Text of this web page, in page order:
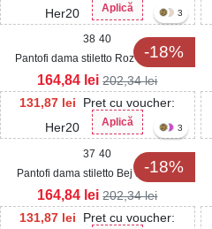
Her20
Aplică
-18%
3
38 40
Pantofi dama stiletto Roz din Piele
Ecologica Intoarsa Nalea
131,87 lei
Pret cu voucher:
Her20
Aplică
164,84 lei 202,34lei
-18%
3
37 40
Pantofi dama stiletto Bej din Piele
Ecologica Intoarsa Nalea
131,87 lei
Pret cu voucher:
164,84 lei 202,34lei